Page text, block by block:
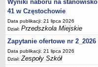
Wyniki naboru na
41 w Częstochowie
Data publikacji: 21 lipca 2026
Dział:Przedszkola Miejskie
Zapytanie ofertowe nr 2_2026
Data publikacji: 21 lipca 2026
Dział:Zespoły Szkół